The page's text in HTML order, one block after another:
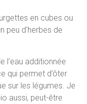
en cubes ou
peu d’herbes de
l’eau additionnée
qui permet d’ôter
sur les légumes. Je
aussi, peut-être